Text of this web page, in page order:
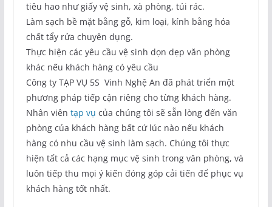
tiêu hao như giấy vệ sinh, xà phòng, túi rác.
Làm sạch bề mặt bằng gỗ, kim loại, kính bằng hóa
chất tẩy rửa chuyên dụng.
Thực hiện các yêu cầu vệ sinh dọn dẹp văn phòng
khác nếu khách hàng có yêu cầu
Công ty TẠP VỤ 5S Vinh Nghệ An đã phát triển một
phương pháp tiếp cận riêng cho từng khách hàng.
Nhân viên tạp vụ của chúng tôi sẽ sẵn lòng đến văn
phòng của khách hàng bất cứ lúc nào nếu khách
hàng có nhu cầu vệ sinh làm sạch. Chúng tôi thực
hiện tất cả các hạng mục vệ sinh trong văn phòng, và
luôn tiếp thu mọi ý kiến đóng góp cải tiến để phục vụ
khách hàng tốt nhất.